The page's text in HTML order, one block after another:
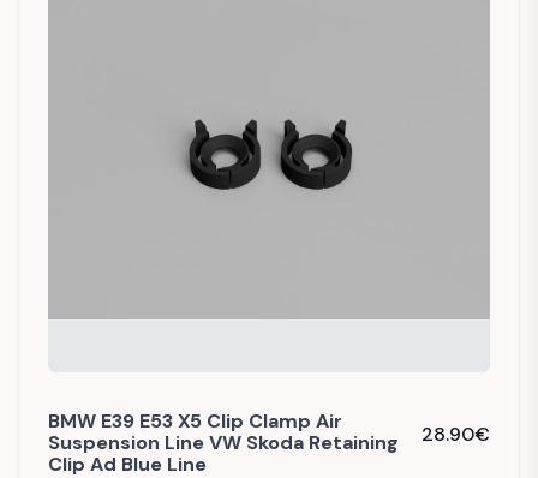
BMW E39 E53 X5 Clip Clamp Air
Suspension Line VW Skoda Retaining
Clip Ad Blue Line
28.90€